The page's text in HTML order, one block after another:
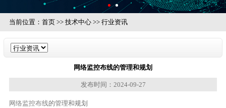
当前位置： 首页>> 技术中心>> 行业资讯
网络监控布线的管理和规划
发布时间：2024-09-27
网络监控布线的管理和规划